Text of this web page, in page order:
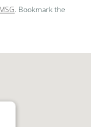
. Bookmark the